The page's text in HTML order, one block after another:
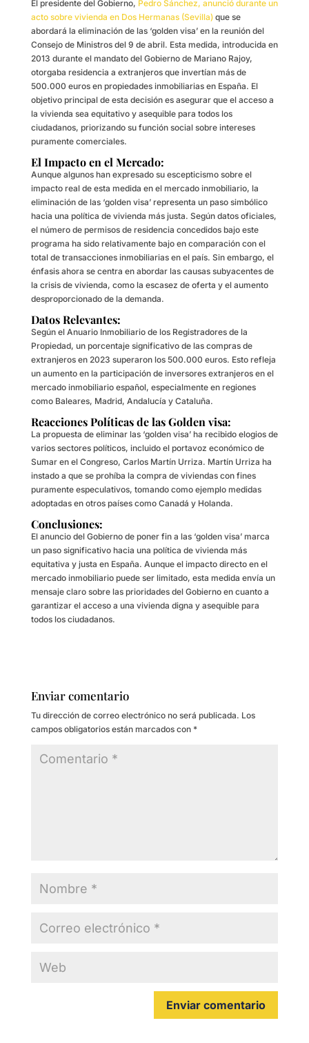
El presidente del Gobierno, Pedro Sánchez, anunció durante un
acto sobre vivienda en Dos Hermanas (Sevilla)que se
abordará la eliminación de las ‘golden visa’ en la reunión del
Consejo de Ministros del 9 de abril. Esta medida, introducida en
2013 durante el mandato del Gobierno de Mariano Rajoy,
otorgaba residencia a extranjeros que invertían más de
500.000 euros en propiedades inmobiliarias en España. El
objetivo principal de esta decisión es asegurar que el acceso a
la vivienda sea equitativo y asequible para todos los
ciudadanos, priorizando su función social sobre intereses
puramente comerciales.
El Impacto en el Mercado:
Aunque algunos han expresado su escepticismo sobre el
impacto real de esta medida en el mercado inmobiliario, la
eliminación de las ‘golden visa’ representa un paso simbólico
hacia una política de vivienda más justa. Según datos oficiales,
el número de permisos de residencia concedidos bajo este
programa ha sido relativamente bajo en comparación con el
total de transacciones inmobiliarias en el país. Sin embargo, el
énfasis ahora se centra en abordar las causas subyacentes de
la crisis de vivienda, como la escasez de oferta y el aumento
desproporcionado de la demanda.
Datos Relevantes:
Según el Anuario Inmobiliario de los Registradores de la
Propiedad, un porcentaje significativo de las compras de
extranjeros en 2023 superaron los 500.000 euros. Esto refleja
un aumento en la participación de inversores extranjeros en el
mercado inmobiliario español, especialmente en regiones
como Baleares, Madrid, Andalucía y Cataluña.
Reacciones Políticas de las Golden visa:
La propuesta de eliminar las ‘golden visa’ ha recibido elogios de
varios sectores políticos, incluido el portavoz económico de
Sumar en el Congreso, Carlos Martín Urriza. Martín Urriza ha
instado a que se prohíba la compra de viviendas con fines
puramente especulativos, tomando como ejemplo medidas
adoptadas en otros países como Canadá y Holanda.
Conclusiones:
El anuncio del Gobierno de poner fin a las ‘golden visa’ marca
un paso significativo hacia una política de vivienda más
equitativa y justa en España. Aunque el impacto directo en el
mercado inmobiliario puede ser limitado, esta medida envía un
mensaje claro sobre las prioridades del Gobierno en cuanto a
garantizar el acceso a una vivienda digna y asequible para
todos los ciudadanos.
Enviar comentario
Tu dirección de correo electrónico no será publicada. Los
campos obligatorios están marcados con *